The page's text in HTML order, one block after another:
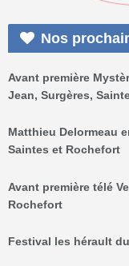
Nos
Avant première
Jean, Surgères,
Matthieu Delormeau
Saintes et Rochefort
Avant première télé
Rochefort
Festival les hérault